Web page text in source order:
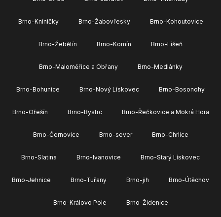
Brno-Kníničky Brno-Žabovřesky Brno-Kohoutovice
Brno-Žebětín Brno-Komín Brno-Líšeň
Brno-Maloměřice a Obřany Brno-Medlánky
Brno-Bohunice Brno-Nový Lískovec Brno-Bosonohy
Brno-Ořešín Brno-Bystrc Brno-Řečkovice a Mokrá Hora
Brno-Černovice Brno-sever Brno-Chrlice
Brno-Slatina Brno-Ivanovice Brno-Starý Lískovec
Brno-Jehnice Brno-Tuřany Brno-jih Brno-Útěchov
Brno-Královo Pole Brno-Židenice